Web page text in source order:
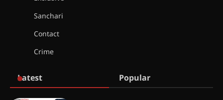
Sanchari
Contact
Crime
Latest Popular